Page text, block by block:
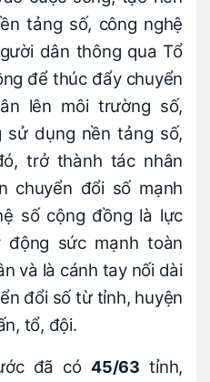
tảng số, công nghệ
dân thông qua Tổ
để thúc đẩy chuyển
lên môi trường số,
sử dụng nền tảng số,
trở thành tác nhân
chuyển đổi số mạnh
số cộng đồng là lực
động sức mạnh toàn
và là cánh tay nối dài
đổi số từ tỉnh, huyện
tổ, đội.
đã có45/63 tỉnh,